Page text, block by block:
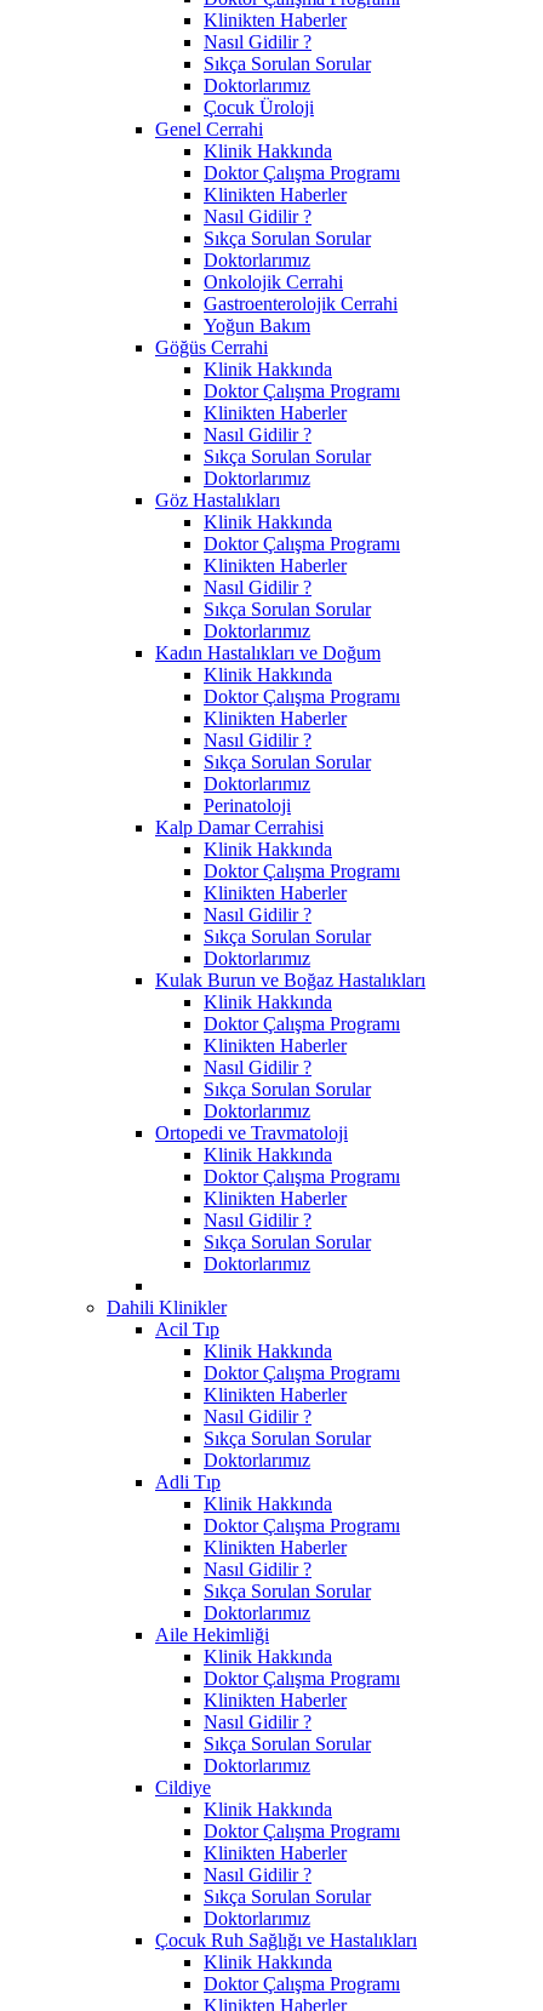
Klinikten Haberler
Nasıl Gidilir ?
Sıkça Sorulan Sorular
Doktorlarımız
Çocuk Üroloji
Genel Cerrahi
Klinik Hakkında
Doktor Çalışma Programı
Klinikten Haberler
Nasıl Gidilir ?
Sıkça Sorulan Sorular
Doktorlarımız
Onkolojik Cerrahi
Gastroenterolojik Cerrahi
Yoğun Bakım
Göğüs Cerrahi
Klinik Hakkında
Doktor Çalışma Programı
Klinikten Haberler
Nasıl Gidilir ?
Sıkça Sorulan Sorular
Doktorlarımız
Göz Hastalıkları
Klinik Hakkında
Doktor Çalışma Programı
Klinikten Haberler
Nasıl Gidilir ?
Sıkça Sorulan Sorular
Doktorlarımız
Kadın Hastalıkları ve Doğum
Klinik Hakkında
Doktor Çalışma Programı
Klinikten Haberler
Nasıl Gidilir ?
Sıkça Sorulan Sorular
Doktorlarımız
Perinatoloji
Kalp Damar Cerrahisi
Klinik Hakkında
Doktor Çalışma Programı
Klinikten Haberler
Nasıl Gidilir ?
Sıkça Sorulan Sorular
Doktorlarımız
Kulak Burun ve Boğaz Hastalıkları
Klinik Hakkında
Doktor Çalışma Programı
Klinikten Haberler
Nasıl Gidilir ?
Sıkça Sorulan Sorular
Doktorlarımız
Ortopedi ve Travmatoloji
Klinik Hakkında
Doktor Çalışma Programı
Klinikten Haberler
Nasıl Gidilir ?
Sıkça Sorulan Sorular
Doktorlarımız
Dahili Klinikler
Acil Tıp
Klinik Hakkında
Doktor Çalışma Programı
Klinikten Haberler
Nasıl Gidilir ?
Sıkça Sorulan Sorular
Doktorlarımız
Adli Tıp
Klinik Hakkında
Doktor Çalışma Programı
Klinikten Haberler
Nasıl Gidilir ?
Sıkça Sorulan Sorular
Doktorlarımız
Aile Hekimliği
Klinik Hakkında
Doktor Çalışma Programı
Klinikten Haberler
Nasıl Gidilir ?
Sıkça Sorulan Sorular
Doktorlarımız
Cildiye
Klinik Hakkında
Doktor Çalışma Programı
Klinikten Haberler
Nasıl Gidilir ?
Sıkça Sorulan Sorular
Doktorlarımız
Çocuk Ruh Sağlığı ve Hastalıkları
Klinik Hakkında
Doktor Çalışma Programı
Klinikten Haberler